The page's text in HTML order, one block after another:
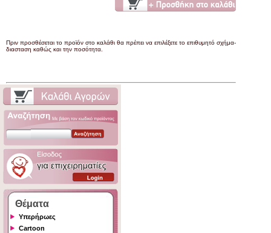
Πριν προσθέσεται το προϊόν στο καλάθι θα πρέπει να επιλέξετε το επιθυμητό σχήμα-
διασταση καθώς και την ποσότητα.
Θέματα
Υπερήρωες
Cartoon